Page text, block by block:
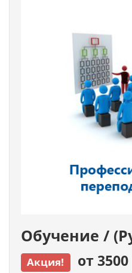
Обучение /
Акция! от 3500